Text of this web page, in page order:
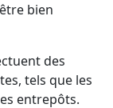
bien
des
tels que les
entrepôts.